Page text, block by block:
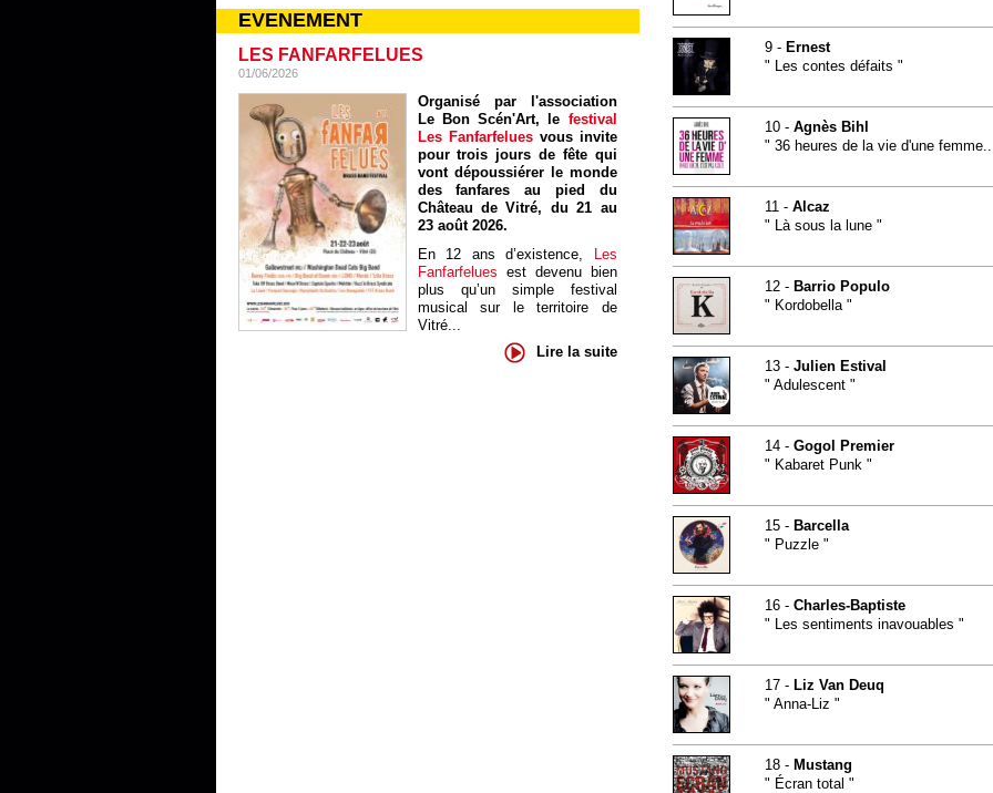
EVENEMENT
LES FANFARFELUES
01/06/2026
Organisé par l'association
Le Bon Scén'Art, le festival
Les Fanfarfelues vous invite
pour trois jours de fête qui
vont dépoussiérer le monde
des fanfares au pied du
Château de Vitré, du 21 au
23 août 2026.
En 12 ans d’existence, Les
Fanfarfelues est devenu bien
plus qu’un simple festival
musical sur le territoire de
Vitré...
Lire la suite
9 - Ernest
" Les contes défaits "
10 - Agnès Bihl
" 36 heures de la vie d'une
11 - Alcaz
" Là sous la lune "
12 - Barrio Populo
" Kordobella "
13 - Julien Estival
" Adulescent "
14 - Gogol Premier
" Kabaret Punk "
15 - Barcella
" Puzzle "
16 - Charles-Baptiste
" Les sentiments inavouables "
17 - Liz Van Deuq
" Anna-Liz "
18 - Mustang
" Écran total "